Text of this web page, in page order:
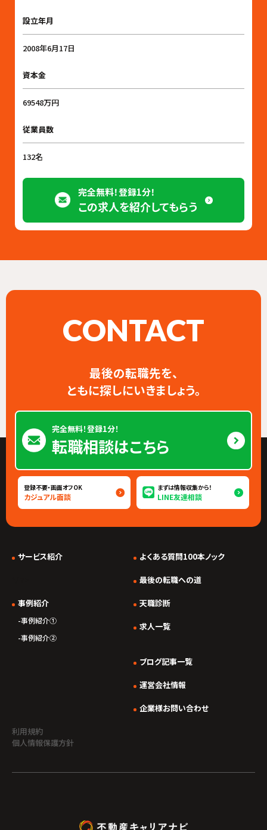
設立年月
2008年6月17日
資本金
69548万円
従業員数
132名
完全無料！登録1分！
この求人を紹介してもらう
CONTACT
最後の転職先を、
ともに探しにいきましょう。
完全無料！登録1分！
転職相談はこちら
登録不要・画面オフOK
カジュアル面談
まずは情報収集から！
LINE友達相談
サービス紹介
事例紹介
事例紹介①
事例紹介②
よくある質問100本ノック
最後の転職への道
天職診断
求人一覧
ブログ記事一覧
運営会社情報
企業様お問い合わせ
利用規約
個人情報保護方針